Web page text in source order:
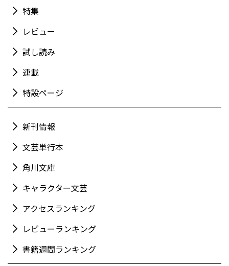
特集
レビュー
試し読み
連載
特設ページ
新刊情報
文芸単行本
角川文庫
キャラクター文芸
アクセスランキング
レビューランキング
書籍週間ランキング